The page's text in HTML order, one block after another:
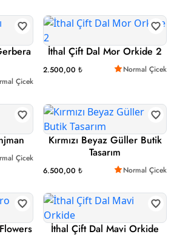
Çicek
İthal Çift Dal Mor Orkide 2
2.500,00 ₺ Normal Çicek
Çicek
Kırmızı Beyaz Güller Butik
Tasarım
6.500,00 ₺ Normal Çicek
İthal Çift Dal Mavi Orkide